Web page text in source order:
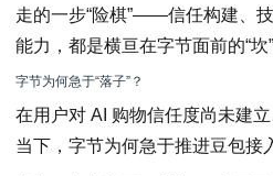
走的一步“险棋”——信任构建、
能力，都是横亘在字节面前的“坎”
字节为何急于“落子”？
在用户对 AI 购物信任度尚未建
当下，字节为何急于推进豆包接